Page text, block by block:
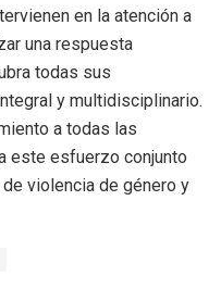
en la atención a
una respuesta
todas sus
y multidisciplinario.
a todas las
este esfuerzo conjunto
violencia de género y